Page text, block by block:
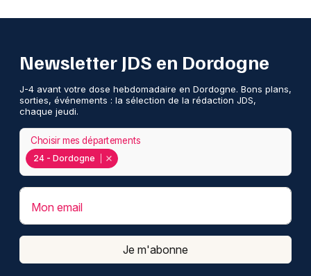
Newsletter JDS en Dordogne
J-4 avant votre dose hebdomadaire en Dordogne. Bons plans,
sorties, événements : la sélection de la rédaction JDS,
chaque jeudi.
24 - Dordogne
Choisir mes départements
Mon email
Je m'abonne